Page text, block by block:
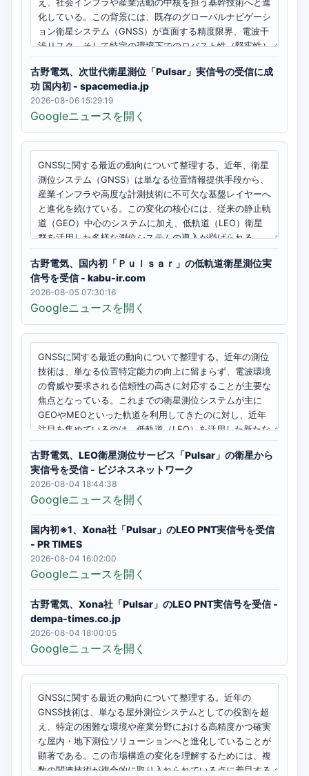
古野電気、次世代衛星測位「Pulsar」実信号の受信に成
功 国内初 - spacemedia.jp
2026-08-06 15:29:19
Googleニュースを開く
古野電気、国内初「Ｐｕｌｓａｒ」の低軌道衛星測位実
信号を受信 - kabu-ir.com
2026-08-05 07:30:16
Googleニュースを開く
古野電気、LEO衛星測位サービス「Pulsar」の衛星から
実信号を受信 - ビジネスネットワーク
2026-08-04 18:44:38
Googleニュースを開く
国内初※1、Xona社「Pulsar」のLEO PNT実信号を受信
- PR TIMES
2026-08-04 16:02:00
Googleニュースを開く
古野電気、Xona社「Pulsar」のLEO PNT実信号を受信 -
dempa-times.co.jp
2026-08-04 18:00:05
Googleニュースを開く